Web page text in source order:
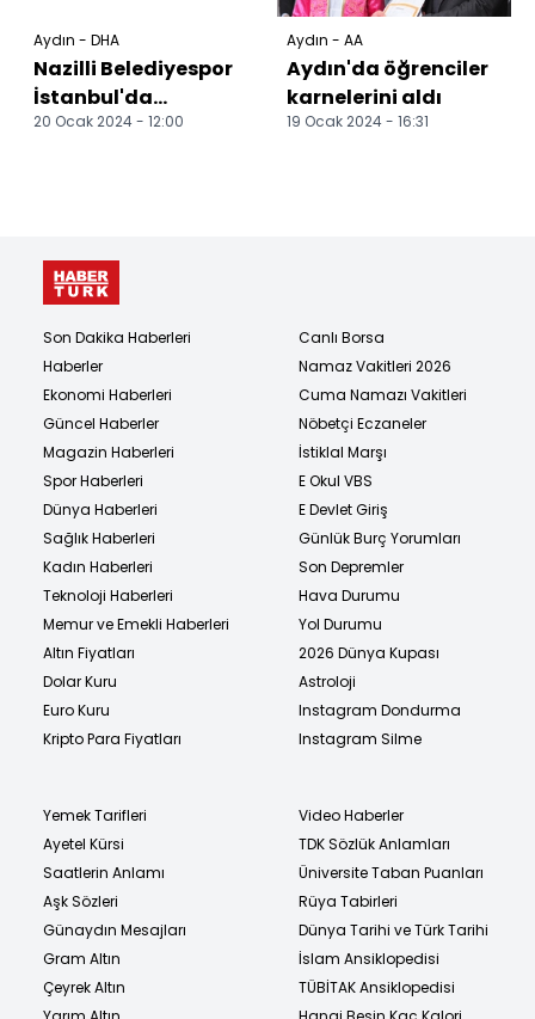
Aydın - DHA
Nazilli Belediyespor
İstanbul'da
terleyecek
20 Ocak 2024 - 12:00
Aydın - AA
Aydın'da öğrenciler
karnelerini aldı
19 Ocak 2024 - 16:31
Son Dakika Haberleri
Haberler
Ekonomi Haberleri
Güncel Haberler
Magazin Haberleri
Spor Haberleri
Dünya Haberleri
Sağlık Haberleri
Kadın Haberleri
Teknoloji Haberleri
Memur ve Emekli Haberleri
Altın Fiyatları
Dolar Kuru
Euro Kuru
Kripto Para Fiyatları
Canlı Borsa
Namaz Vakitleri 2026
Cuma Namazı Vakitleri
Nöbetçi Eczaneler
İstiklal Marşı
E Okul VBS
E Devlet Giriş
Günlük Burç Yorumları
Son Depremler
Hava Durumu
Yol Durumu
2026 Dünya Kupası
Astroloji
Instagram Dondurma
Instagram Silme
Yemek Tarifleri
Ayetel Kürsi
Saatlerin Anlamı
Aşk Sözleri
Günaydın Mesajları
Gram Altın
Çeyrek Altın
Video Haberler
TDK Sözlük Anlamları
Üniversite Taban Puanları
Rüya Tabirleri
Dünya Tarihi ve Türk Tarihi
İslam Ansiklopedisi
TÜBİTAK Ansiklopedisi